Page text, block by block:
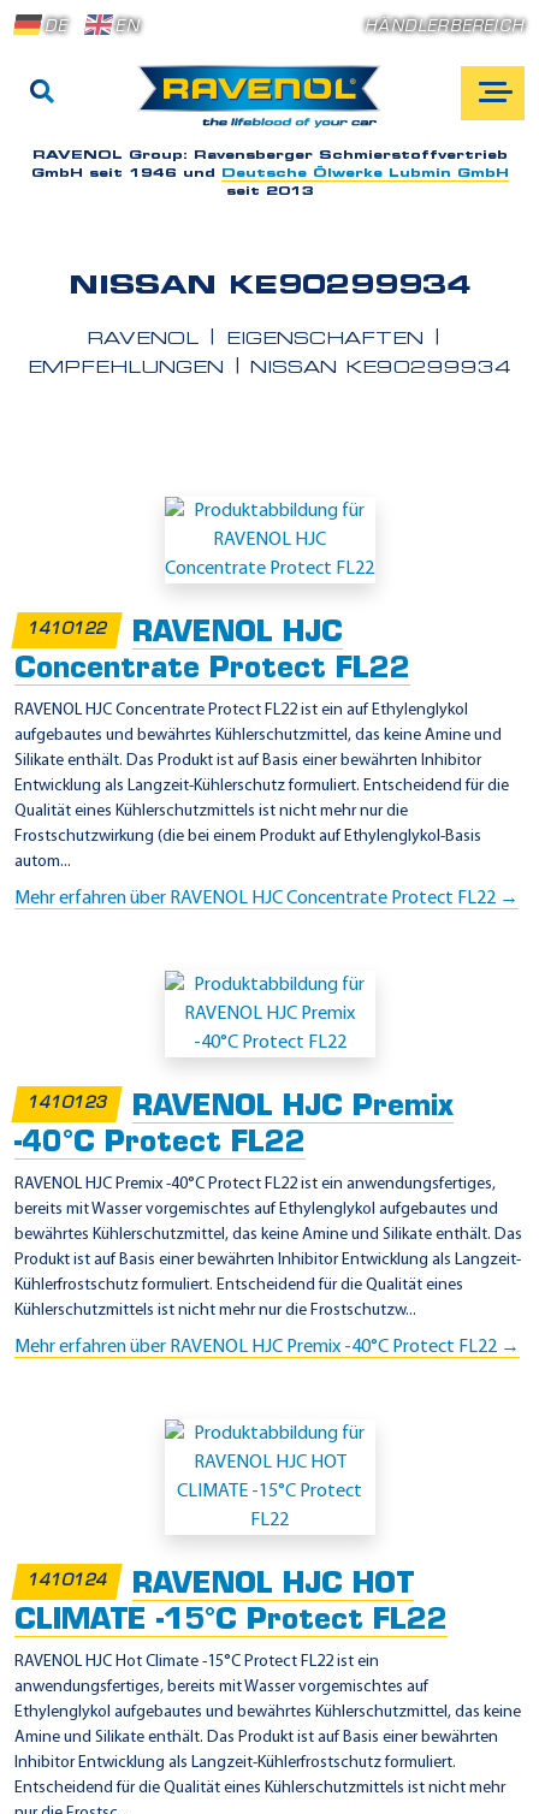
DE EN HÄNDLERBEREICH
RAVENOL Group: Ravensberger Schmierstoffvertrieb
GmbH seit 1946 und
Deutsche Ölwerke Lubmin GmbH
seit 2013
NISSAN KE90299934
RAVENOL
EIGENSCHAFTEN
EMPFEHLUNGEN
NISSAN KE90299934
s
a
t
z
g
e
b
i
t
s
s
a
n
K
E
9
0
2
1410122
RAVENOL HJC
Concentrate Protect FL22
RAVENOL HJC Concentrate Protect FL22 ist ein auf Ethylenglykol
aufgebautes und bewährtes Kühlerschutzmittel, das keine Amine und
Silikate enthält. Das Produkt ist auf Basis einer bewährten Inhibitor
Entwicklung als Langzeit-Kühlerschutz formuliert. Entscheidend für die
Qualität eines Kühlerschutzmittels ist nicht mehr nur die
Frostschutzwirkung (die bei einem Produkt auf Ethylenglykol-Basis
autom...
Mehr erfahren über RAVENOL HJC Concentrate Protect FL22 →
1410123
RAVENOL HJC Premix
-40°C Protect FL22
RAVENOL HJC Premix -40°C Protect FL22 ist ein anwendungsfertiges,
bereits mit Wasser vorgemischtes auf Ethylenglykol aufgebautes und
bewährtes Kühlerschutzmittel, das keine Amine und Silikate enthält. Das
Produkt ist auf Basis einer bewährten Inhibitor Entwicklung als Langzeit-
Kühlerfrostschutz formuliert. Entscheidend für die Qualität eines
Kühlerschutzmittels ist nicht mehr nur die Frostschutzw...
Mehr erfahren über RAVENOL HJC Premix -40°C Protect FL22 →
1410124
RAVENOL HJC HOT
CLIMATE -15°C Protect FL22
RAVENOL HJC Hot Climate -15°C Protect FL22 ist ein
anwendungsfertiges, bereits mit Wasser vorgemischtes auf
Ethylenglykol aufgebautes und bewährtes Kühlerschutzmittel, das keine
Amine und Silikate enthält. Das Produkt ist auf Basis einer bewährten
Inhibitor Entwicklung als Langzeit-Kühlerfrostschutz formuliert.
Entscheidend für die Qualität eines Kühlerschutzmittels ist nicht mehr